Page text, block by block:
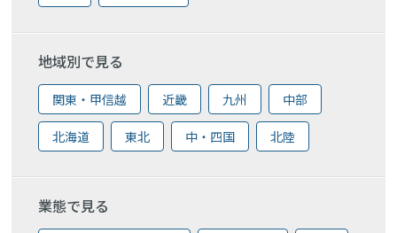
地域別で見る
関東・甲信越 近畿 九州 中部
北海道 東北 中・四国 北陸
業態で見る